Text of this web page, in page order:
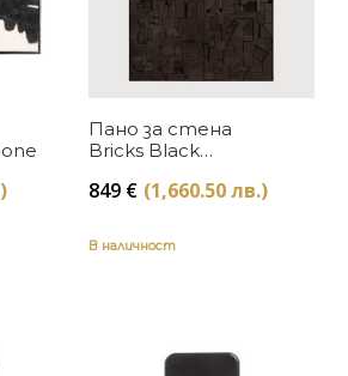
Copenhagen
Пано за стена
Bricks Black
Ethnicraft
849 € (1,660.50 лв.)
В наличност